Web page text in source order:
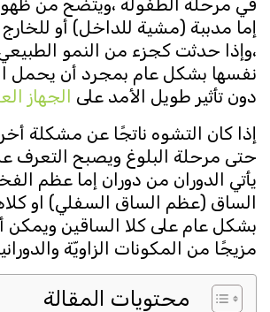
في مرحلة الطفولة ،ويتضح من ظهور
إما مدببة (مشية للداخل) أو للخارج
،وإذا حدثت كجزء من النمو الطبيعي
نفسها بشكل عام بمجرد أن يحمل
دون تأثير طويل الأمد علىالجهاز
إذا كان التشوه ناتجًا عن مشكلة
حتى مرحلة البلوغ ويصبح التعرف
يأتي الدوران من دوران إما عظم
الساق (عظم الساق السفلي) او
بشكل عام على كلا الساقين ويمكن أن
مزيجًا من المكونات الزاويّة والدورانية.
محتويات المقالة